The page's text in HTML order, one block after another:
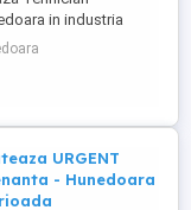
in industria
principale: -
lucrarilor de
revizie; - Verificarea
complexe, utilizand
URGENT
- Hunedoara